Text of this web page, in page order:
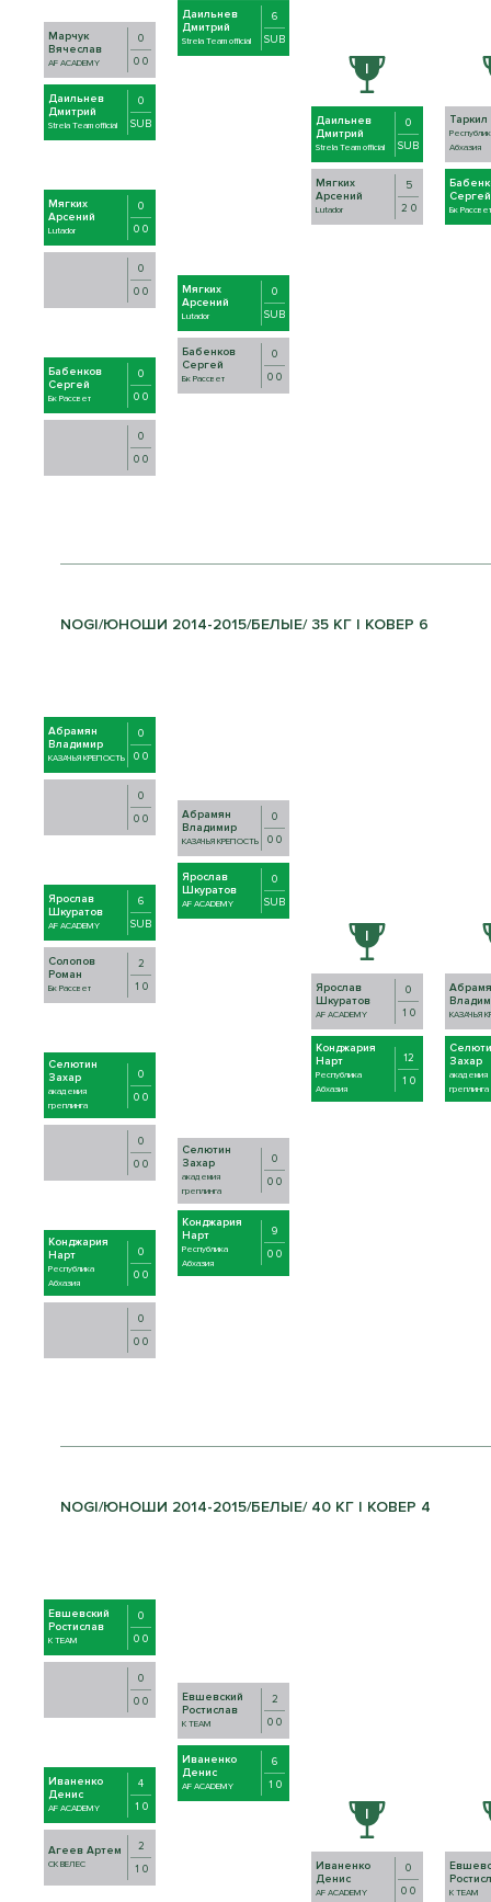
Марчук
Вячеслав
AF ACADEMY
0
0 0
Даильнев
Дмитрий
Strela Team official
0
SUB
Мягких
Арсений
Lutador
0
0 0
0
0 0
Бабенков
Сергей
Бк Рассвет
0
0 0
0
0 0
Даильнев
Дмитрий
Strela Team official
6
SUB
Мягких
Арсений
Lutador
0
SUB
Бабенков
Сергей
Бк Рассвет
0
0 0
Даильнев
Дмитрий
Strela Team official
0
SUB
Мягких
Арсений
Lutador
5
2 0
Абхазия
Сергей
Бк Рассвет
NOGI/ЮНОШИ 2014-2015/БЕЛЫЕ/ 35 КГ | КОВЕР 6
Абрамян
Владимир
КАЗАЧЬЯ КРЕПОСТЬ
0
0 0
0
0 0
Ярослав
Шкуратов
AF ACADEMY
6
SUB
Солопов
Роман
Бк Рассвет
2
1 0
Селютин
Захар
академия
греплинга
0
0 0
0
0 0
Конджария
Нарт
Республика
Абхазия
0
0 0
0
0 0
Абрамян
Владимир
КАЗАЧЬЯ КРЕПОСТЬ
0
0 0
Ярослав
Шкуратов
AF ACADEMY
0
SUB
Селютин
Захар
академия
греплинга
0
0 0
Конджария
Нарт
Республика
Абхазия
9
0 0
Ярослав
Шкуратов
AF ACADEMY
0
1 0
Конджария
Нарт
Республика
Абхазия
12
1 0
КАЗАЧЬЯ
Захар
академия
греплинга
NOGI/ЮНОШИ 2014-2015/БЕЛЫЕ/ 40 КГ | КОВЕР 4
Евшевский
Ростислав
K TEAM
0
0 0
0
0 0
Иваненко
Денис
AF ACADEMY
4
1 0
Агеев Артем
СК ВЕЛЕС
2
1 0
Евшевский
Ростислав
K TEAM
2
0 0
Иваненко
Денис
AF ACADEMY
6
1 0
Иваненко
Денис
AF ACADEMY
0
0 0
K TEAM